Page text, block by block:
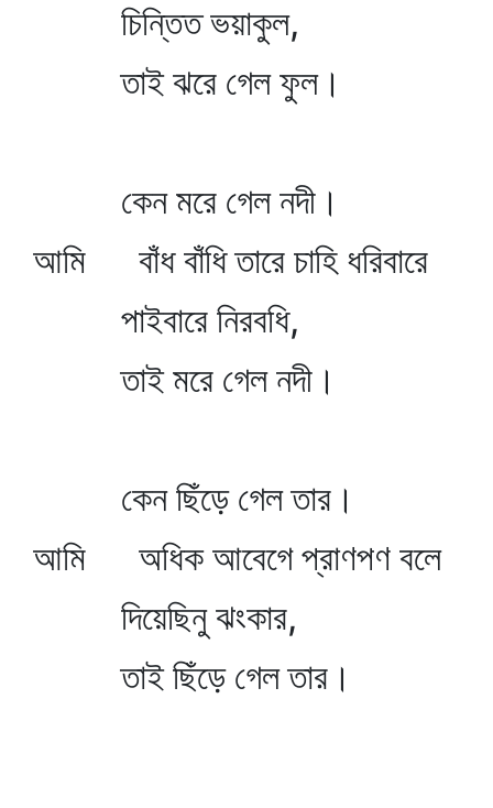
চিন্তিত ভয়াকুল,
তাই ঝরে গেল ফুল।
কেন মরে গেল নদী।
আমি বাঁধ বাঁধি তারে চাহি ধরিবারে
পাইবারে নিরবধি,
তাই মরে গেল নদী।
কেন ছিঁড়ে গেল তার।
আমি অধিক আবেগে প্রাণপণ বলে
দিয়েছিনু ঝংকার,
তাই ছিঁড়ে গেল তার।